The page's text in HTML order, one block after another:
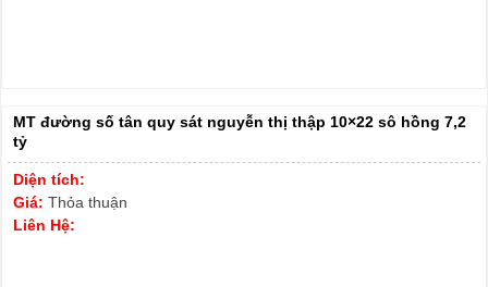
MT đường số tân quy sát nguyễn thị thập 10×22 sô hồng 7,2
tỷ
Diện tích:
Giá: Thỏa thuận
Liên Hệ: